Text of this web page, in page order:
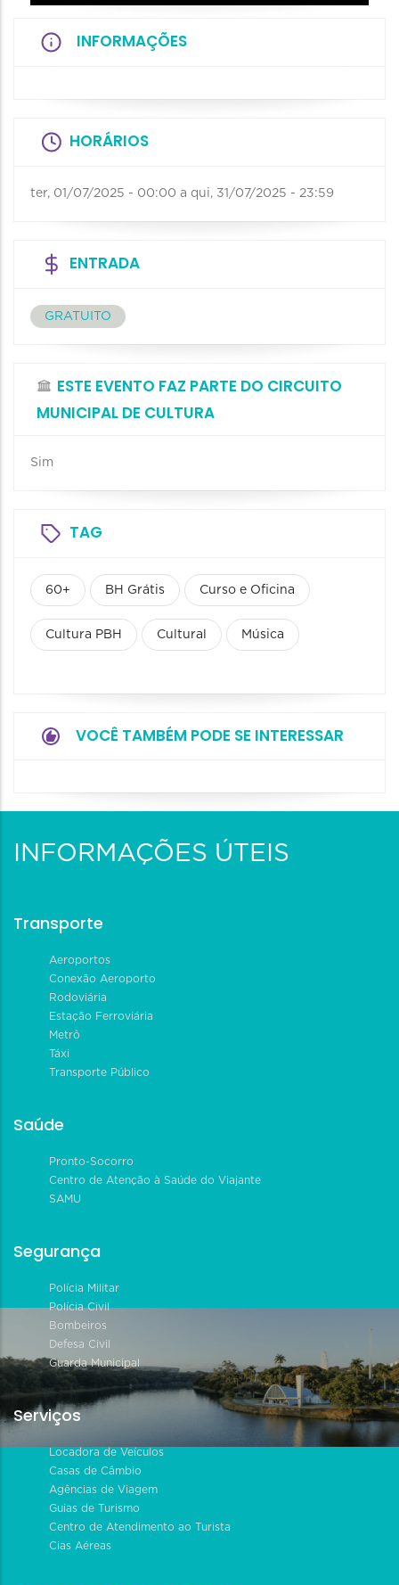
INFORMAÇÕES
HORÁRIOS
ter, 01/07/2025 - 00:00 a qui, 31/07/2025 - 23:59
ENTRADA
GRATUITO
ESTE EVENTO FAZ PARTE DO CIRCUITO
MUNICIPAL DE CULTURA
Sim
TAG
60+ BH Grátis Curso e Oficina
Cultura PBH Cultural Música
VOCÊ TAMBÉM PODE SE INTERESSAR
INFORMAÇÕES ÚTEIS
Transporte
Aeroportos
Conexão Aeroporto
Rodoviária
Estação Ferroviária
Metrô
Táxi
Transporte Público
Saúde
Pronto-Socorro
Centro de Atenção à Saúde do Viajante
SAMU
Segurança
Polícia Militar
Polícia Civil
Bombeiros
Defesa Civil
Guarda Municipal
Serviços
Locadora de Veículos
Casas de Câmbio
Agências de Viagem
Guias de Turismo
Centro de Atendimento ao Turista
Cias Aéreas